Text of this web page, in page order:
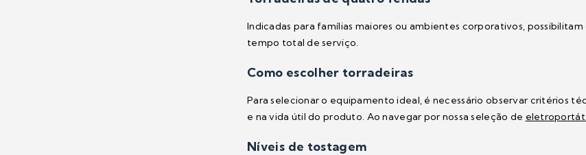
Indicadas para famílias maiores ou ambientes corporativos,
tempo total de serviço.
Como escolher torradeiras
Para selecionar o equipamento ideal, é necessário observar critérios
e na vida útil do produto. Ao navegar por nossa seleção de
Níveis de tostagem